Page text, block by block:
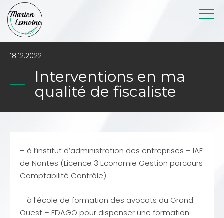
18.12.2022
Interventions en ma
qualité de fiscaliste
– à l’institut d’administration des entreprises – IAE
de Nantes (Licence 3 Economie Gestion parcours
Comptabilité Contrôle)
– à l’école de formation des avocats du Grand
Ouest – EDAGO pour dispenser une formation